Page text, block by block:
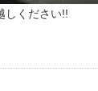
しください!!